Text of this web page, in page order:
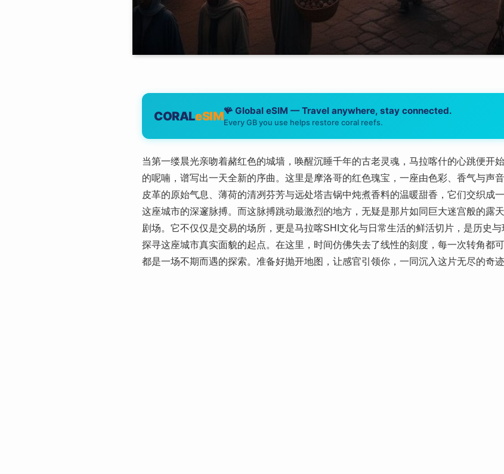
CORALeSIM🪸 Global eSIM — Travel anywhere, stay connected.
Every GB you use helps restore coral reefs.
当第一缕晨光亲吻着赭红色的城墙，唤醒沉睡千年的古老灵魂，马拉喀什的心跳便开
的呢喃，谱写出一天全新的序曲。这里是摩洛哥的红色瑰宝，一座由色彩、香气与声
皮革的原始气息、薄荷的清冽芬芳与远处塔吉锅中炖煮香料的温暖甜香，它们交织成
这座城市的深邃脉搏。而这脉搏跳动最激烈的地方，无疑是那片如同巨大迷宫般的露
剧场。它不仅仅是交易的场所，更是马拉喀SHI文化与日常生活的鲜活切片，是历史
探寻这座城市真实面貌的起点。在这里，时间仿佛失去了线性的刻度，每一次转角都
都是一场不期而遇的探索。准备好抛开地图，让感官引领你，一同沉入这片无尽的奇迹